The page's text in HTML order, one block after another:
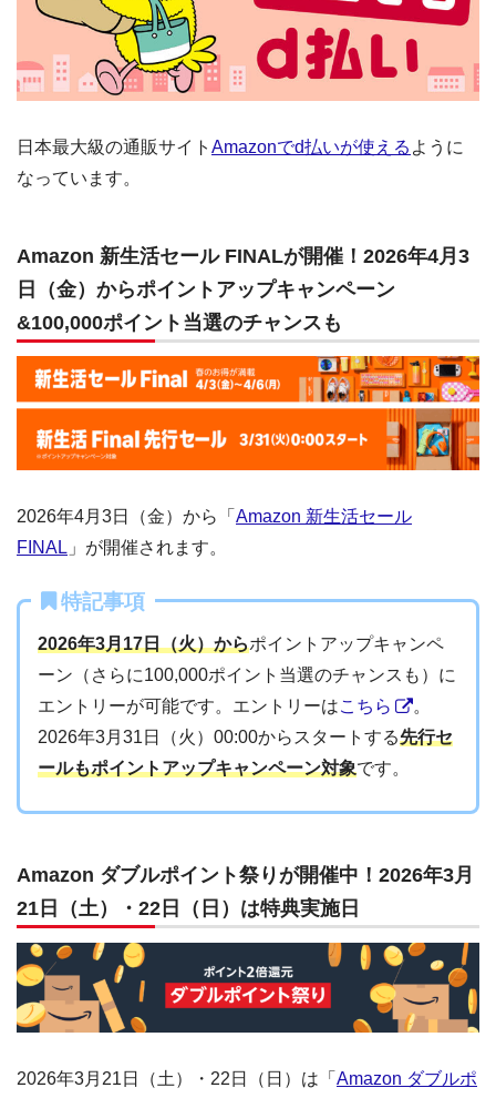
日本最大級の通販サイト Amazonでd払いが使える ように
なっています。
Amazon 新生活セール FINALが開催！2026年4月3
日（金）からポイントアップキャンペーン
&100,000ポイント当選のチャンスも
2026年4月3日（金）から「 Amazon 新生活セール
FINAL 」が開催されます。
特記事項
2026年3月17日（火）からポイントアップキャンペ
ーン（さらに100,000ポイント当選のチャンスも）に
エントリーが可能です。エントリーはこちら
。
2026年3月31日（火）00:00からスタートする先行セ
ールもポイントアップキャンペーン対象です。
Amazon ダブルポイント祭りが開催中！2026年3月
21日（土）・22日（日）は特典実施日
2026年3月21日（土）・22日（日）は「 Amazon ダブルポ